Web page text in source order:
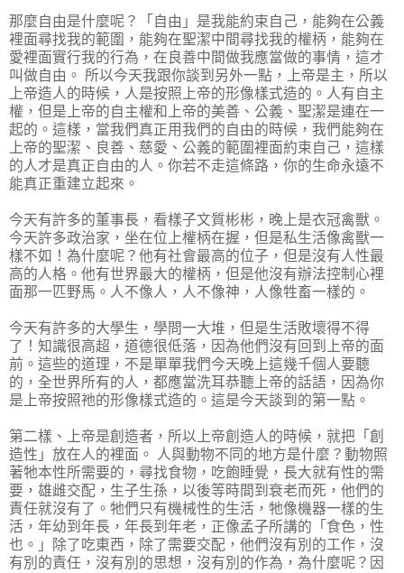
那麼自由是什麼呢？「自由」是我能約束自己，能夠在公義
裡面尋找我的範圍，能夠在聖潔中間尋找我的權柄，能夠在
愛裡面實行我的行為，在良善中間做我應當做的事情，這才
叫做自由。 所以今天我跟你談到另外一點，上帝是主，所以
上帝造人的時候，人是按照上帝的形像樣式造的。人有自主
權，但是上帝的自主權和上帝的美善、公義、聖潔是連在一
起的。這樣，當我們真正用我們的自由的時候，我們能夠在
上帝的聖潔、良善、慈愛、公義的範圍裡面約束自己，這樣
的人才是真正自由的人。你若不走這條路，你的生命永遠不
能真正重建立起來。
今天有許多的董事長，看樣子文質彬彬，晚上是衣冠禽獸。
今天許多政治家，坐在位上權柄在握，但是私生活像禽獸一
樣不如！為什麼呢？他有社會最高的位子，但是沒有人性最
高的人格。他有世界最大的權柄，但是他沒有辦法控制心裡
面那一匹野馬。人不像人，人不像神，人像牲畜一樣的。
今天有許多的大學生，學問一大堆，但是生活敗壞得不得
了！知識很高超，道德很低落，因為他們沒有回到上帝的面
前。這些的道理，不是單單我們今天晚上這幾千個人要聽
的，全世界所有的人，都應當洗耳恭聽上帝的話語，因為你
是上帝按照祂的形像樣式造的。這是今天談到的第一點。
第二樣、上帝是創造者，所以上帝創造人的時候，就把「創
造性」放在人的裡面。 人與動物不同的地方是什麼？動物照
著牠本性所需要的，尋找食物，吃飽睡覺，長大就有性的需
要，雄雌交配，生子生孫，以後等時間到衰老而死，他們的
責任就沒有了。牠們只有機械性的生活，牠像機器一樣的生
活，年幼到年長，年長到年老，正像孟子所講的「食色，性
也。」除了吃東西，除了需要交配，他們沒有別的工作，沒
有別的責任，沒有別的思想，沒有別的作為，為什麼呢？因